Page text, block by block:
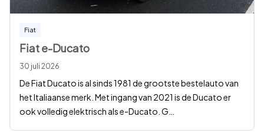
Fiat
Fiat e-Ducato
30 juli 2026
De Fiat Ducato is al sinds 1981 de grootste bestelauto van
het Italiaanse merk. Met ingang van 2021 is de Ducato er
ook volledig elektrisch als e-Ducato. G